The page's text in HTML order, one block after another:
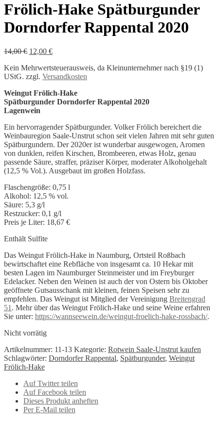
Frölich-Hake Spätburgunder
Dorndorfer Rappental 2020
14,00€ Ursprünglicher
war:
14,00 €
12,00 €Aktueller
ist:
12,00 €.
Kein Mehrwertsteuerausweis, da Kleinunternehmer nach §19 (1)
UStG. zzgl. Versandkosten
Weingut Frölich-Hake
Spätburgunder Dorndorfer Rappental 2020
Lagenwein
Ein hervorragender Spätburgunder. Volker Frölich bereichert die
Weinbauregion Saale-Unstrut schon seit vielen Jahren mit sehr guten
Spätburgundern. Der 2020er ist wunderbar ausgewogen, Aromen
von dunklen, reifen Kirschen, Brombeeren, etwas Holz, genau
passende Säure, straffer, präziser Körper, moderater Alkoholgehalt
(12,5 % Vol.). Ausgebaut im großen Holzfass.
Flaschengröße: 0,75 l
Alkohol: 12,5 % vol.
Säure: 5,3 g/l
Restzucker: 0,1 g/l
Preis je Liter: 18,67 €
Enthält Sulfite
Das Weingut Frölich-Hake in Naumburg, Ortsteil Roßbach
bewirtschaftet eine Rebfläche von insgesamt ca. 10 Hekar mit
besten Lagen im Naumburger Steinmeister und im Freyburger
Edelacker. Neben den Weinen ist auch der von Ostern bis Oktober
geöffnete Gutsausschank mit kleinen, feinen Speisen sehr zu
empfehlen. Das Weingut ist Mitglied der Vereinigung Breitengrad
51 . Mehr über das Weingut Frölich-Hake und seine Weine erfahren
Sie unter: https://wannseewein.de/weingut-froelich-hake-rossbach/.
Nicht vorrätig
Artikelnummer: 11-13 Kategorie: Rotwein Saale-Unstrut kaufen
Schlagwörter: Dorndorfer Rappental, Spätburgunder, Weingut
Frölich-Hake
Auf Twitter teilen
Auf Facebook teilen
Dieses Produkt anheften
Per E-Mail teilen